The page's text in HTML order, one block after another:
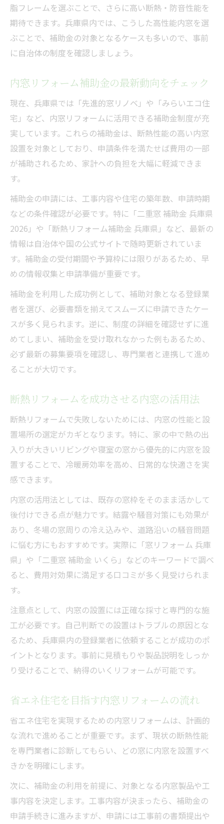
脂フレームを選ぶことで、さらに高い断熱・防音性能を
期待できます。兵庫県内では、こうした高性能内窓を選
ぶことで、補助金の対象となるケースも多いので、事前
に自治体の制度を確認しましょう。
内窓リフォーム補助金の最新動向をチェック
現在、兵庫県では「先進的窓リノベ」や「みらいエコ住
宅」など、内窓リフォームに活用できる補助金制度が充
実しています。これらの補助金は、断熱性能の高い内窓
設置を対象としており、申請条件を満たせば費用の一部
が補助されるため、家計への負担を大幅に軽減できま
す。
補助金の申請には、工事内容や住宅の築年数、申請時期
などの条件確認が必要です。特に「二重窓 補助金 兵庫県
2026」や「断熱リフォーム補助金 兵庫県」など、最新の
情報は自治体や国の公式サイトで随時更新されていま
す。補助金の受付期間や予算枠には限りがあるため、早
めの情報収集と申請準備が重要です。
補助金を利用した成功例として、補助対象となる登録業
者を選び、必要書類を揃えてスムーズに申請できたケー
スが多く見られます。逆に、制度の詳細を確認せずに進
めてしまい、補助金を受け取れなかった例もあるため、
必ず最新の募集要項を確認し、専門業者と連携して進め
ることが大切です。
断熱リフォームを成功させる内窓の活用法
断熱リフォームで失敗しないためには、内窓の性能と設
置場所の選定がカギとなります。特に、家の中で熱の出
入りが大きいリビングや寝室の窓から優先的に内窓を設
置することで、冷暖房効率を高め、日常的な快適さを実
感できます。
内窓の活用法としては、既存の窓枠をそのまま活かして
後付けできる点が魅力です。結露や騒音対策にも効果が
あり、冬場の窓周りの冷え込みや、道路沿いの騒音問題
に悩む方にもおすすめです。実際に「窓リフォーム 兵庫
県」や「二重窓 補助金 いくら」などのキーワードで調べ
ると、費用対効果に満足する口コミが多く見受けられま
す。
注意点として、内窓の設置には正確な採寸と専門的な施
工が必要です。自己判断での設置はトラブルの原因とな
るため、兵庫県内の登録業者に依頼することが成功のポ
イントとなります。事前に見積もりや製品説明をしっか
り受けることで、納得のいくリフォームが可能です。
省エネ住宅を目指す内窓リフォームの流れ
省エネ住宅を実現するための内窓リフォームは、計画的
な流れで進めることが重要です。まず、現状の断熱性能
を専門業者に診断してもらい、どの窓に内窓を設置すべ
きかを明確にします。
次に、補助金の利用を前提に、対象となる内窓製品や工
事内容を決定します。工事内容が決まったら、補助金の
申請手続きに進みますが、申請には工事前の書類提出や